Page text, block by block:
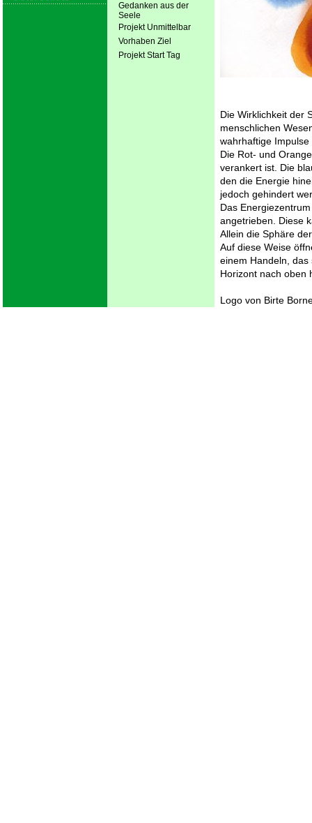
Gedanken aus der
Seele
Projekt Unmittelbar
Vorhaben Ziel
Projekt Start Tag
Die Wirklichkeit der
menschlichen
wahrhaftige
Die Rot- und
verankert ist. Die
den die Energie
jedoch gehindert
Das
angetrieben. Diese
Allein die Sphäre
Auf diese Weise
einem Handeln,
Horizont nach oben
Logo von Birte